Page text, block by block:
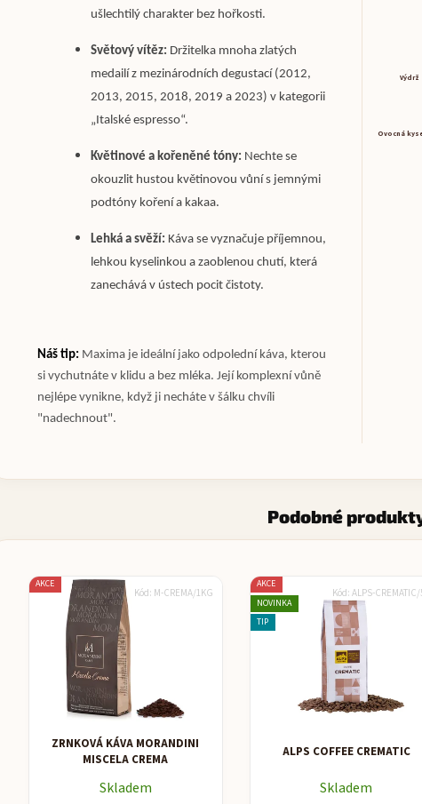
ušlechtilý charakter bez hořkosti.
Světový vítěz: Držitelka mnoha zlatých
medailí z mezinárodních degustací (2012,
2013, 2015, 2018, 2019 a 2023) v kategorii
„Italské espresso“.
Květinové a kořeněné tóny: Nechte se
okouzlit hustou květinovou vůní s jemnými
podtóny koření a kakaa.
Lehká a svěží: Káva se vyznačuje příjemnou,
lehkou kyselinkou a zaoblenou chutí, která
zanechává v ústech pocit čistoty.
Náš tip: Maxima je ideální jako odpolední káva, kterou
si vychutnáte v klidu a bez mléka. Její komplexní vůně
nejlépe vynikne, když ji necháte v šálku chvíli
"nadechnout".
Ovocná
Výdrž
Podobné
AKCE
ZRNKOVÁ KÁVA MORANDINI
MISCELA CREMA
Skladem
Kód: M-CREMA/1KG
AKCE
NOVINKA
TIP
ALPS COFFEE CREMATIC
Skladem
Kód:ALPS-